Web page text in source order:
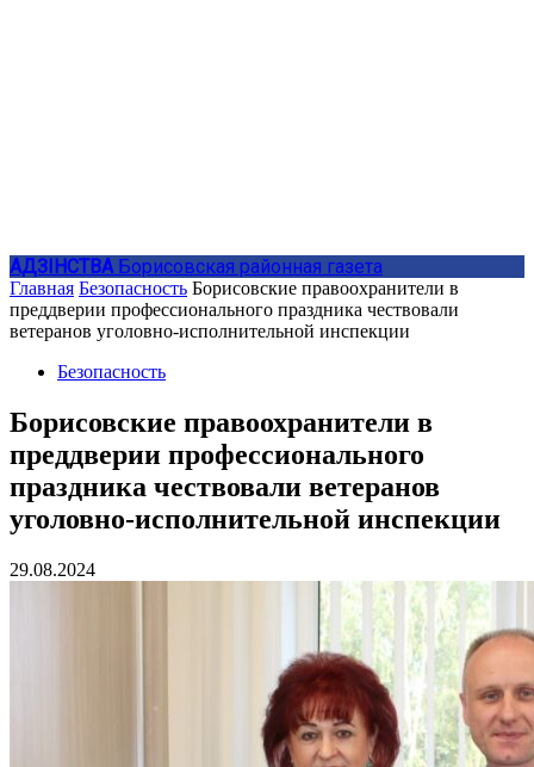
АДЗIНСТВА Борисовская районная газета
Главная Безопасность Борисовские правоохранители в
преддверии профессионального праздника чествовали
ветеранов уголовно-исполнительной инспекции
Безопасность
Борисовские правоохранители в
преддверии профессионального
праздника чествовали ветеранов
уголовно-исполнительной инспекции
29.08.2024